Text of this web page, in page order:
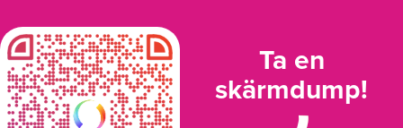
Ta en
skärmdump!